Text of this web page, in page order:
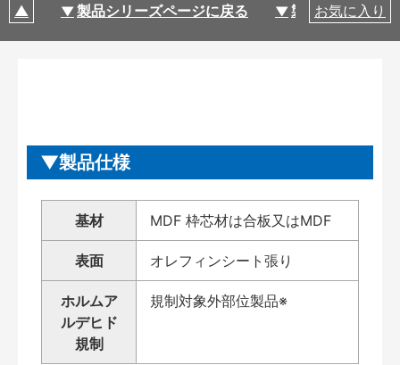
製品シリーズページに戻る 製品仕様
お気に入り
製品仕様
基材 MDF 枠芯材は合板又はMDF
表面 オレフィンシート張り
ホルムア
ルデヒド
規制
規制対象外部位製品※